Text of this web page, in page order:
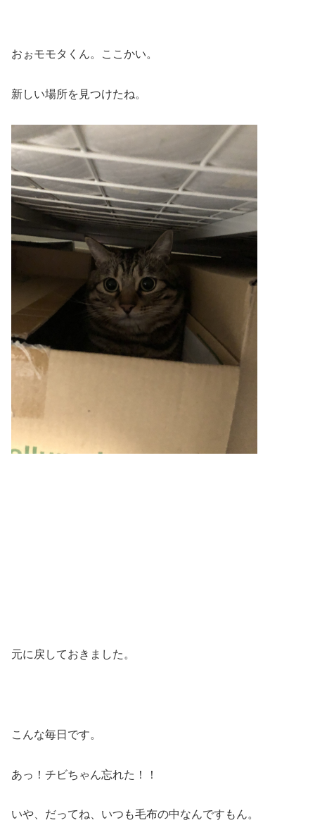
おぉモモタくん。ここかい。
新しい場所を見つけたね。
元に戻しておきました。
こんな毎日です。
あっ！チビちゃん忘れた！！
いや、だってね、いつも毛布の中なんですもん。